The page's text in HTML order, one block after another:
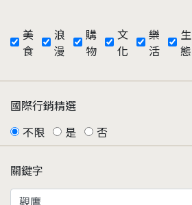
美
食
浪
漫
購
物
文
化
樂
活
生
態
國際行銷精選
不限
是 否
關鍵字